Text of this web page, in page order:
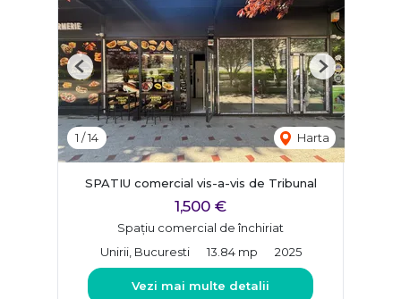
1 /14 Harta
Previous Next
SPATIU comercial vis-a-vis de Tribunal
1,500 €
Spațiu comercial de închiriat
Unirii, Bucuresti
13.84 mp 2025
Vezi mai multe detalii